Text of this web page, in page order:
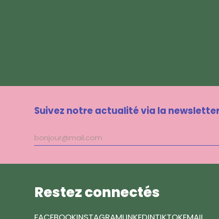
Suivez notre actualité via la
Adresse
mail
Restez connectés